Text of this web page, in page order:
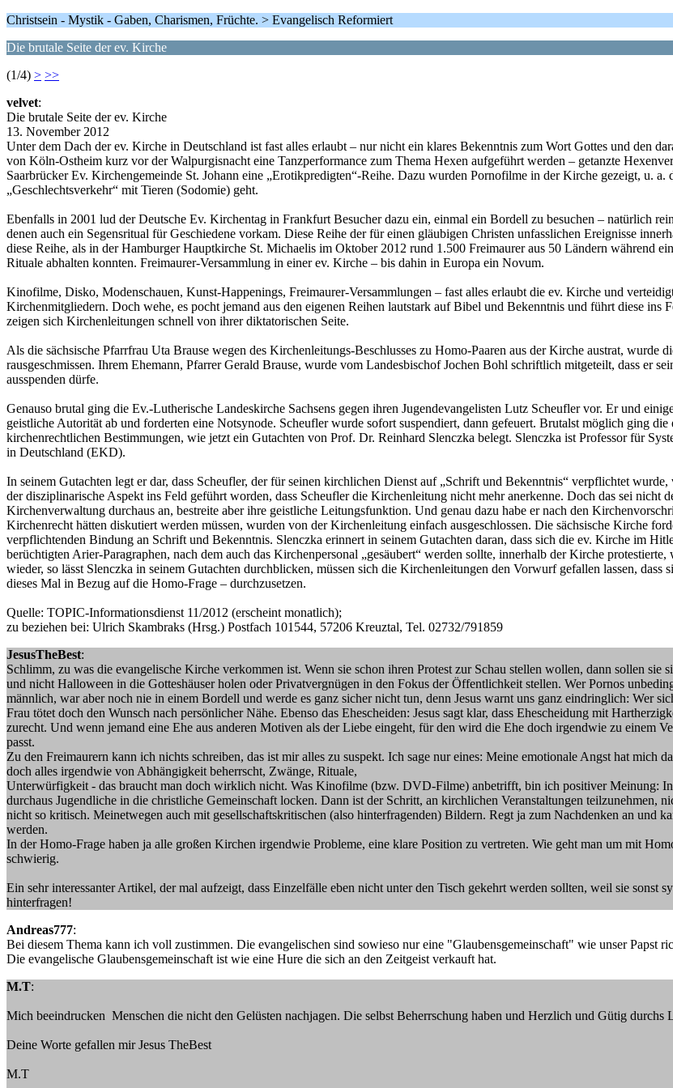
Christsein - Mystik - Gaben, Charismen, Früchte. > Evangelisch Reformiert
Die brutale Seite der ev. Kirche
(1/4) > >>
velvet:
Die brutale Seite der ev. Kirche
13. November 2012
Unter dem Dach der ev. Kirche in Deutschland ist fast alles erlaubt – nur nicht ein klares Bekenntnis zum Wort Gottes und den
von Köln-Ostheim kurz vor der Walpurgisnacht eine Tanzperformance zum Thema Hexen aufgeführt werden – getanzte
Saarbrücker Ev. Kirchengemeinde St. Johann eine „Erotikpredigten“-Reihe. Dazu wurden Pornofilme in der Kirche gezeigt, u.
„Geschlechtsverkehr“ mit Tieren (Sodomie) geht.
Ebenfalls in 2001 lud der Deutsche Ev. Kirchentag in Frankfurt Besucher dazu ein, einmal ein Bordell zu besuchen – natürlich
denen auch ein Segensritual für Geschiedene vorkam. Diese Reihe der für einen gläubigen Christen unfasslichen Ereignisse
diese Reihe, als in der Hamburger Hauptkirche St. Michaelis im Oktober 2012 rund 1.500 Freimaurer aus 50 Ländern während
Rituale abhalten konnten. Freimaurer-Versammlung in einer ev. Kirche – bis dahin in Europa ein Novum.
Kinofilme, Disko, Modenschauen, Kunst-Happenings, Freimaurer-Versammlungen – fast alles erlaubt die ev. Kirche und
Kirchenmitgliedern. Doch wehe, es pocht jemand aus den eigenen Reihen lautstark auf Bibel und Bekenntnis und führt diese
zeigen sich Kirchenleitungen schnell von ihrer diktatorischen Seite.
Als die sächsische Pfarrfrau Uta Brause wegen des Kirchenleitungs-Beschlusses zu Homo-Paaren aus der Kirche austrat,
rausgeschmissen. Ihrem Ehemann, Pfarrer Gerald Brause, wurde vom Landesbischof Jochen Bohl schriftlich mitgeteilt, dass er
ausspenden dürfe.
Genauso brutal ging die Ev.-Lutherische Landeskirche Sachsens gegen ihren Jugendevangelisten Lutz Scheufler vor. Er und
geistliche Autorität ab und forderten eine Notsynode. Scheufler wurde sofort suspendiert, dann gefeuert. Brutalst möglich ging
kirchenrechtlichen Bestimmungen, wie jetzt ein Gutachten von Prof. Dr. Reinhard Slenczka belegt. Slenczka ist Professor für
in Deutschland (EKD).
In seinem Gutachten legt er dar, dass Scheufler, der für seinen kirchlichen Dienst auf „Schrift und Bekenntnis“ verpflichtet
der disziplinarische Aspekt ins Feld geführt worden, dass Scheufler die Kirchenleitung nicht mehr anerkenne. Doch das sei nicht
Kirchenverwaltung durchaus an, bestreite aber ihre geistliche Leitungsfunktion. Und genau dazu habe er nach den
Kirchenrecht hätten diskutiert werden müssen, wurden von der Kirchenleitung einfach ausgeschlossen. Die sächsische Kirche
verpflichtenden Bindung an Schrift und Bekenntnis. Slenczka erinnert in seinem Gutachten daran, dass sich die ev. Kirche im
berüchtigten Arier-Paragraphen, nach dem auch das Kirchenpersonal „gesäubert“ werden sollte, innerhalb der Kirche
wieder, so lässt Slenczka in seinem Gutachten durchblicken, müssen sich die Kirchenleitungen den Vorwurf gefallen lassen,
dieses Mal in Bezug auf die Homo-Frage – durchzusetzen.
Quelle: TOPIC-Informationsdienst 11/2012 (erscheint monatlich);
zu beziehen bei: Ulrich Skambraks (Hrsg.) Postfach 101544, 57206 Kreuztal, Tel. 02732/791859
JesusTheBest:
Schlimm, zu was die evangelische Kirche verkommen ist. Wenn sie schon ihren Protest zur Schau stellen wollen, dann sollen sie
und nicht Halloween in die Gotteshäuser holen oder Privatvergnügen in den Fokus der Öffentlichkeit stellen. Wer Pornos
männlich, war aber noch nie in einem Bordell und werde es ganz sicher nicht tun, denn Jesus warnt uns ganz eindringlich: Wer
Frau tötet doch den Wunsch nach persönlicher Nähe. Ebenso das Ehescheiden: Jesus sagt klar, dass Ehescheidung mit
zurecht. Und wenn jemand eine Ehe aus anderen Motiven als der Liebe eingeht, für den wird die Ehe doch irgendwie zu einem
passt.
Zu den Freimaurern kann ich nichts schreiben, das ist mir alles zu suspekt. Ich sage nur eines: Meine emotionale Angst hat mich
doch alles irgendwie von Abhängigkeit beherrscht, Zwänge, Rituale,
Unterwürfigkeit - das braucht man doch wirklich nicht. Was Kinofilme (bzw. DVD-Filme) anbetrifft, bin ich positiver Meinung:
durchaus Jugendliche in die christliche Gemeinschaft locken. Dann ist der Schritt, an kirchlichen Veranstaltungen
nicht so kritisch. Meinetwegen auch mit gesellschaftskritischen (also hinterfragenden) Bildern. Regt ja zum Nachdenken an und
werden.
In der Homo-Frage haben ja alle großen Kirchen irgendwie Probleme, eine klare Position zu vertreten. Wie geht man um mit
schwierig.
Ein sehr interessanter Artikel, der mal aufzeigt, dass Einzelfälle eben nicht unter den Tisch gekehrt werden sollten, weil sie sonst
hinterfragen!
Andreas777:
Bei diesem Thema kann ich voll zustimmen. Die evangelischen sind sowieso nur eine "Glaubensgemeinschaft" wie unser Papst
Die evangelische Glaubensgemeinschaft ist wie eine Hure die sich an den Zeitgeist verkauft hat.
M.T:
Mich beeindrucken Menschen die nicht den Gelüsten nachjagen. Die selbst Beherrschung haben und Herzlich und Gütig durchs
Deine Worte gefallen mir Jesus TheBest
M.T